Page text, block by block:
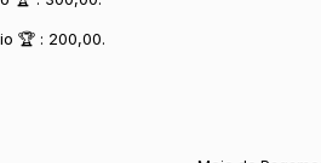
🏆 : 200,00.